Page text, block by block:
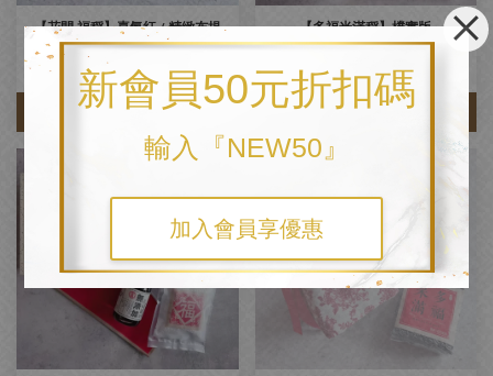
新會員50元折扣碼
輸入『NEW50』
加入會員享優惠
【花開‧福稻】喜氣紅 / 精緻布提
米禮
NT$ 220
加入購物車
【多福米滿稻】樸實版
NT$ 980
加入購物車
售完